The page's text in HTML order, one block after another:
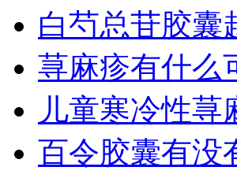
白芍总苷胶囊
荨麻疹有什么
儿童寒冷性
百令胶囊有没